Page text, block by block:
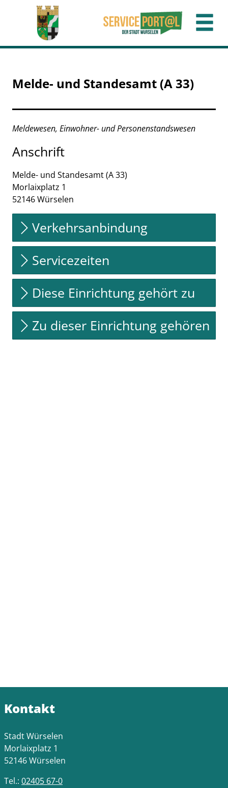
Zum Hauptinhalt springen
Zum Header
Zum Hauptinhalt
Zum Footer
Melde- und Standesamt (A 33)
Beschreibung
Meldewesen, Einwohner- und Personenstandswesen
Anschrift
Melde- und Standesamt (A 33)
Morlaixplatz 1
52146Würselen
Verkehrsanbindung
Servicezeiten
Diese Einrichtung gehört zu
Zu dieser Einrichtung gehören
Kontakt
Stadt Würselen
Morlaixplatz 1
52146 Würselen
Tel.: 02405 67-0